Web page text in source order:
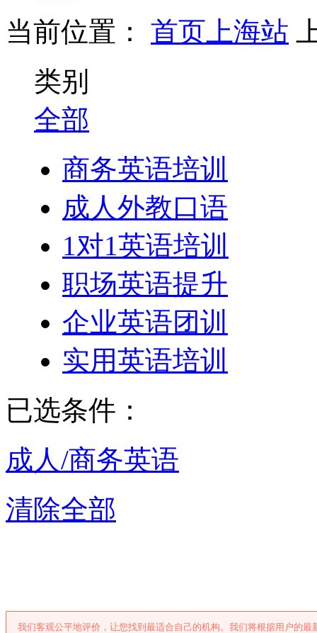
当前位置： 首页 上海站
类别
全部
商务英语培训
成人外教口语
1对1英语培训
职场英语提升
企业英语团训
实用英语培训
已选条件：
成人/商务英语
清除全部
我们客观公平地评价，让您找到最适合自己的机构。我们将根据用户的